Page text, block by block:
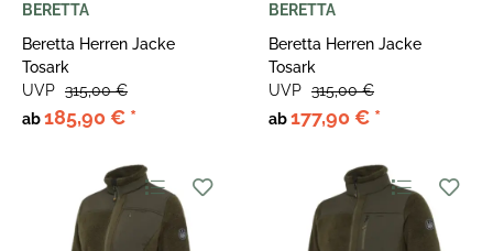
BERETTA
Beretta Herren Jacke
Tosark
ab185,90 € *
UVP 315,00 €
BERETTA
Beretta Herren Jacke
Tosark
ab177,90 € *
UVP 315,00 €